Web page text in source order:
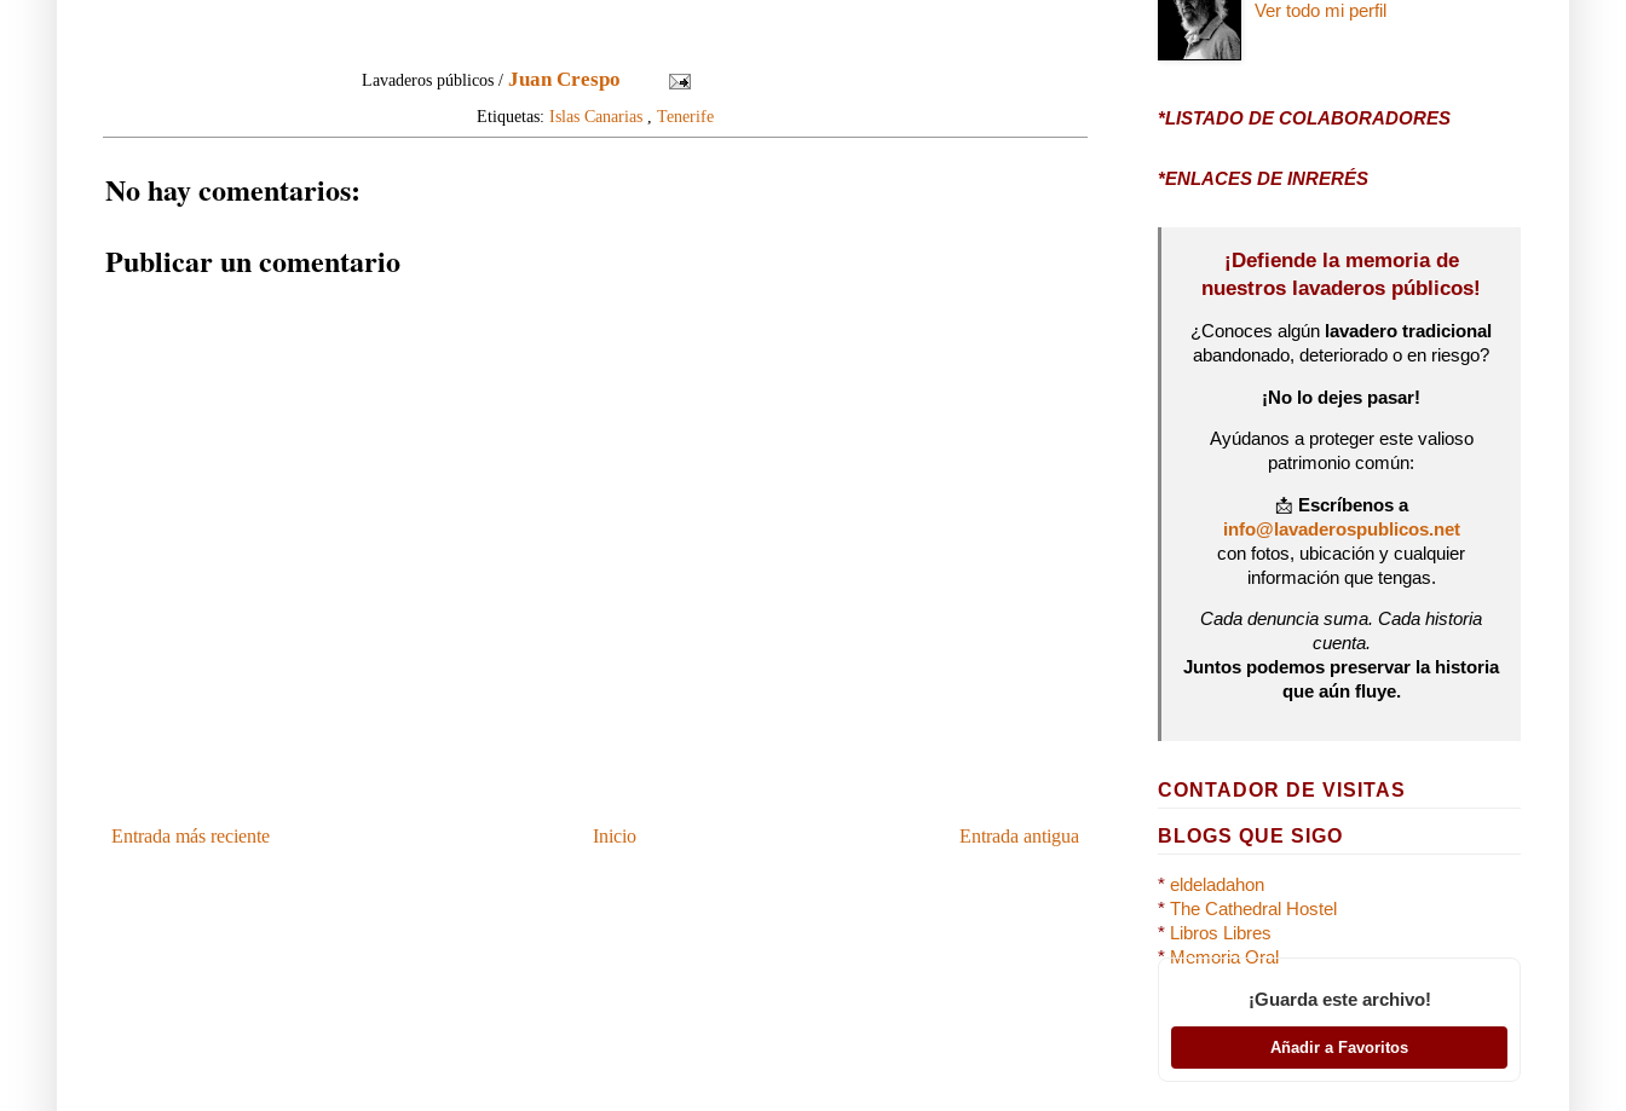
Lavaderos públicos /Juan Crespo
Etiquetas: Islas Canarias Tenerife
No hay comentarios:
Publicar un comentario
Entrada más reciente Entrada antigua
Inicio
Ver todo mi perfil
*LISTADO DE COLABORADORES
*ENLACES DE INRERÉS
¡Defiende la memoria de
nuestros lavaderos públicos!
¿Conoces algún lavadero tradicional
abandonado, deteriorado o en riesgo?
¡No lo dejes pasar!
Ayúdanos a proteger este valioso
patrimonio común:
📩 Escríbenos a
info@lavaderospublicos.net
con fotos, ubicación y cualquier
información que tengas.
Cada denuncia suma. Cada historia
cuenta.
Juntos podemos preservar la historia
que aún fluye.
CONTADOR DE VISITAS
BLOGS QUE SIGO
* eldeladahon
* The Cathedral Hostel
* Libros Libres
* Memoria Oral
¡Guarda este archivo!
Añadir a Favoritos